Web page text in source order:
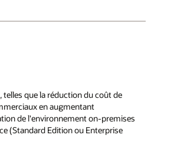
que la réduction du coût de
en augmentant
de l'environnement on-premises
(Standard Edition ou Enterprise